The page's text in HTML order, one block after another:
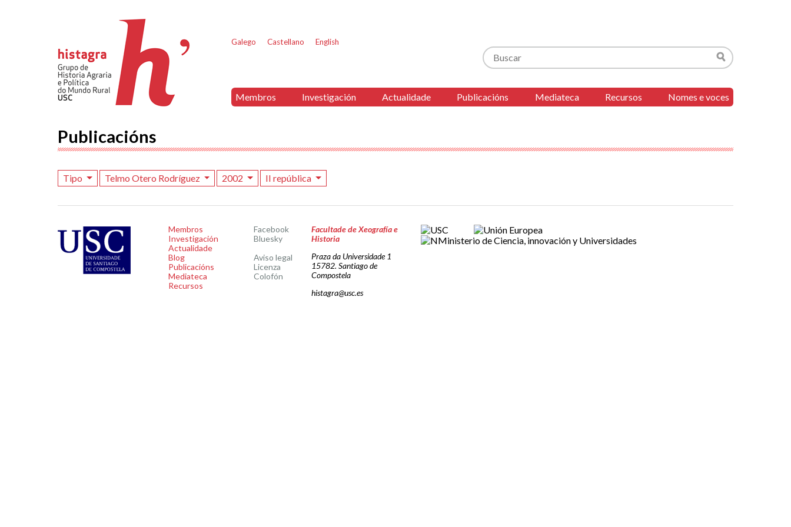
Galego Castellano English
Buscar
Buscar
Membros Investigación Actualidade Publicacións Mediateca Recursos Nomes e voces
Publicacións
Tipo Telmo Otero Rodríguez 2002 II república
Membros
Investigación
Actualidade
Blog
Publicacións
Mediateca
Recursos
Facebook
Bluesky
Aviso legal
Licenza
Colofón
Facultade de Xeografía e
Historia
Praza da Universidade 1
15782. Santiago de
Compostela
histagra@usc.es